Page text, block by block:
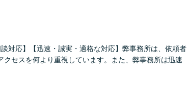
対応】【迅速・誠実・適格な対応】弊事務所は、依頼者
セスを何より重視しています。また、弊事務所は迅速